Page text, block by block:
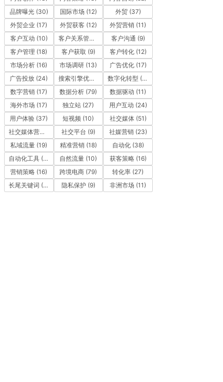
品牌曝光(30) 国际市场 (12) 外贸(37)
外贸企业 (17) 外贸获客(12) 外贸营销 (11)
客户互动 (10) 客户关系管理 客户沟通 (9)
客户管理 (18) 客户获取 (9) 客户转化(12)
市场分析 (16) 市场调研 (13) 广告优化(17)
广告投放 (24) 搜索引擎优化 (41)数字化转型 (19)
数字营销 (17) 数据分析 (79) 数据驱动 (11)
海外市场 (17) 独立站 (27) 用户互动 (24)
用户体验 (37) 短视频 (10) 社交媒体(51)
社交媒体营销
社交平台 (9) 社媒营销(23)
私域流量 (19) 精准营销(18) 自动化(38)
自动化工具 (11) 自然流量 (10) 获客策略(16)
营销策略 (16) 跨境电商 (79) 转化率 (27)
长尾关键词 (12) 隐私保护(9) 非洲市场 (11)